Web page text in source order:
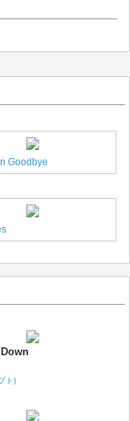
Goodbye
ト)